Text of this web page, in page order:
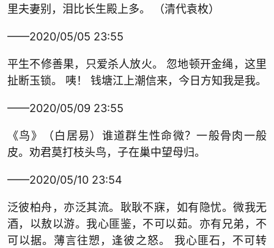
里夫妻别，泪比长生殿上多。 （清代袁枚）
——2020/05/05 23:55
平生不修善果，只爱杀人放火。 忽地顿开金绳，这里
扯断玉锁。 咦！ 钱塘江上潮信来，今日方知我是我。
——2020/05/09 23:55
《鸟》（白居易）谁道群生性命微？一般骨肉一般
皮。劝君莫打枝头鸟，子在巢中望母归。
——2020/05/10 23:54
泛彼柏舟，亦泛其流。耿耿不寐，如有隐忧。微我无
酒，以敖以游。我心匪鉴，不可以茹。亦有兄弟，不
可以据。薄言往愬，逢彼之怒。 我心匪石，不可转